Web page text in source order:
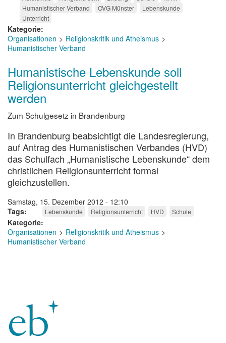
Humanistischer Verband
OVG Münster
Lebenskunde
Unterricht
Kategorie
Organisationen
Religionskritik und Atheismus
Humanistischer Verband
Humanistische Lebenskunde soll
Religionsunterricht gleichgestellt
werden
Zum Schulgesetz in Brandenburg
In Brandenburg beabsichtigt die Landesregierung,
auf Antrag des Humanistischen Verbandes (HVD)
das Schulfach „Humanistische Lebenskunde“ dem
christlichen Religionsunterricht formal
gleichzustellen.
Samstag, 15. Dezember 2012 - 12:10
Tags
Lebenskunde Religionsunterricht HVD Schule
Kategorie
Organisationen
Religionskritik und Atheismus
Humanistischer Verband